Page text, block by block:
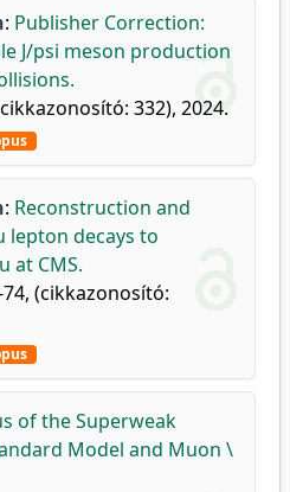
: Publisher Correction:
J/psi meson production
332), 2024.
: Reconstruction and
lepton decays to
at CMS.
74, (cikkazonosító:
of the Superweak
Model and Muon \